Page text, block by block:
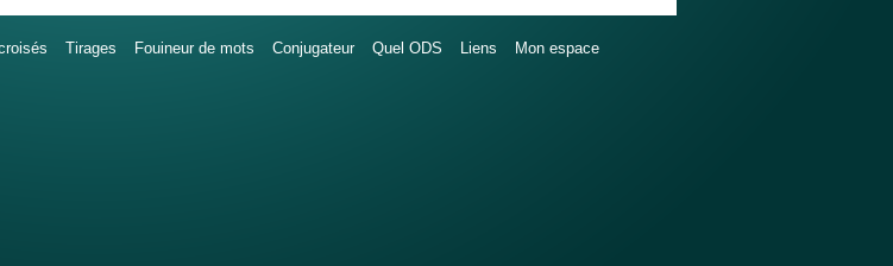
Tirages Fouineur de mots Conjugateur Quel ODS Liens Mon espace